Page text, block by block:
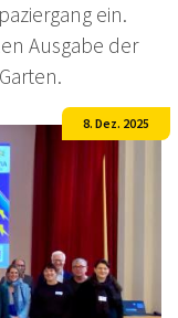
ein.
Ausgabe der
8. Dez. 2025